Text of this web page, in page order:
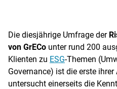
Die diesjährige Umfrage der
von GrECo unter rund 200
Klienten zu ESG-Themen
Governance) ist die erste
untersucht einerseits die